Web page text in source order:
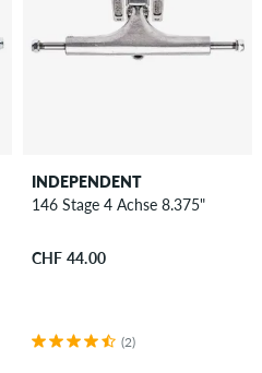
INDEPENDENT
146 Stage 4 Achse 8.375"
CHF 44.00
(2)